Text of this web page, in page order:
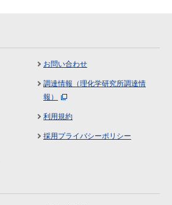
お問い合わせ
調達情報（理化学研究所調達情
報）
利用規約
採用プライバシーポリシー